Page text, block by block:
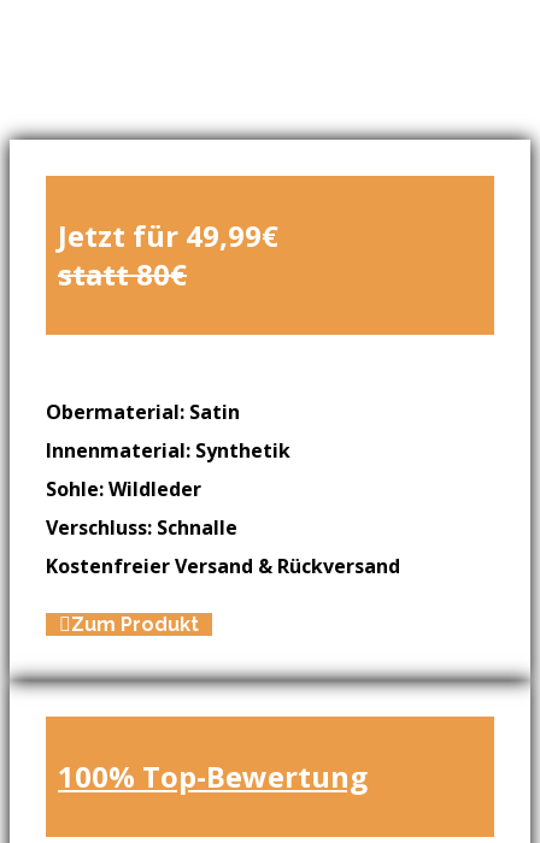
Jetzt für 49,99€
statt 80€
Obermaterial: Satin
Innenmaterial: Synthetik
Sohle: Wildleder
Verschluss: Schnalle
Kostenfreier Versand & Rückversand
Zum Produkt
100% Top-Bewertung